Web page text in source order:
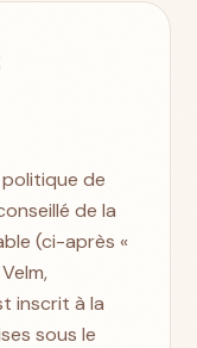
de
de la
(ci-après «
inscrit à la
sous le